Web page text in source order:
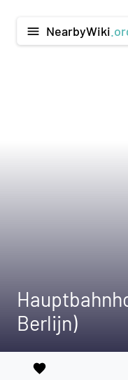
menu NearbyWiki
Berlijn)
favorite